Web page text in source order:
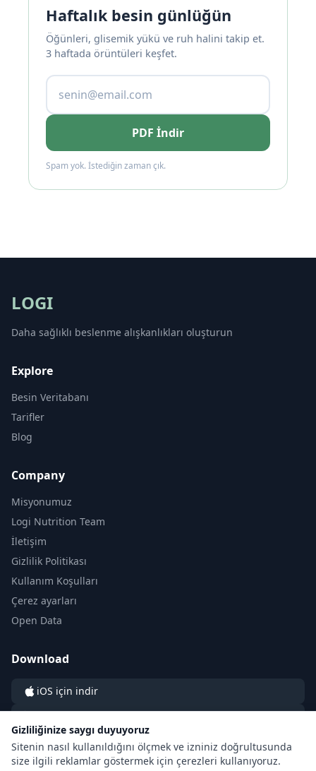
Haftalık besin günlüğün
Öğünleri, glisemik yükü ve ruh halini takip et.
3 haftada örüntüleri keşfet.
PDF İndir
Spam yok. İstediğin zaman çık.
LOGI
Daha sağlıklı beslenme alışkanlıkları oluşturun
Explore
Besin Veritabanı
Tarifler
Blog
Company
Misyonumuz
Logi Nutrition Team
İletişim
Gizlilik Politikası
Kullanım Koşulları
Çerez ayarları
Open Data
Download
iOS için indir
Android için indir
Gizliliğinize saygı duyuyoruz
Sitenin nasıl kullanıldığını ölçmek ve izniniz doğrultusunda
size ilgili reklamlar göstermek için çerezleri kullanıyoruz.